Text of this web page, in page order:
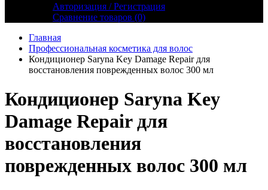
Авторизация / Регистрация
Сравнение товаров (0)
Главная
Профессиональная косметика для волос
Кондиционер Saryna Key Damage Repair для
восстановления поврежденных волос 300 мл
Кондиционер Saryna Key
Damage Repair для
восстановления
поврежденных волос 300 мл